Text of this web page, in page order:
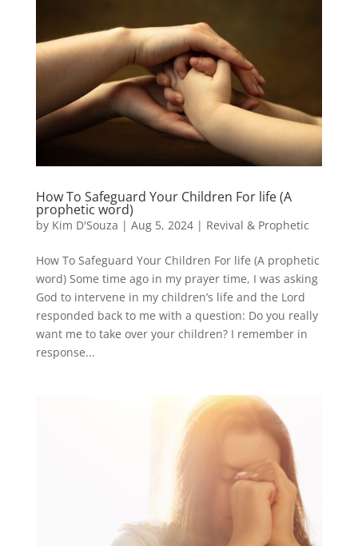
How To Safeguard Your Children For life (A
prophetic word)
by Kim D'Souza | Aug 5, 2024| Revival & Prophetic
How To Safeguard Your Children For life (A prophetic
word) Some time ago in my prayer time, I was asking
God to intervene in my children’s life and the Lord
responded back to me with a question: Do you really
want me to take over your children? I remember in
response...